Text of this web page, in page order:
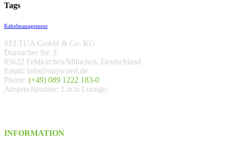
Tags
Kabelmanagement
SELTUA GmbH & Co. KG
Dornacher Str. 3
85622 Feldkirchen/München, Deutschland
Email: info@staywired.de
Phone: (+49) 089 1222 183-0
Ansprechpartner: Lucia Luongo
INFORMATION